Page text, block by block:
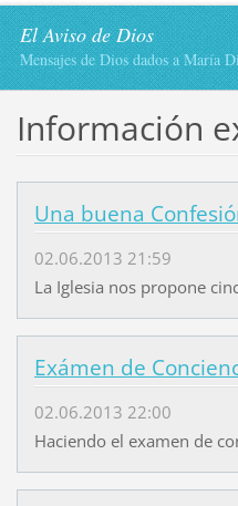
El Aviso de Dios
Mensajes de Dios dados a María
Información
Una buena
02.06.2013 21:59
La Iglesia nos propone
Exámen de
02.06.2013 22:00
Haciendo el examen de